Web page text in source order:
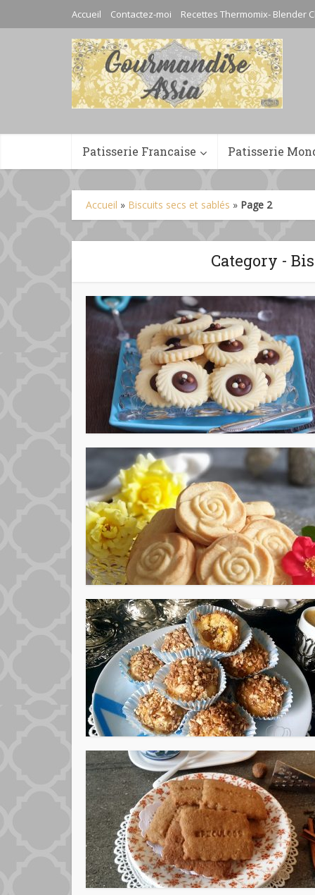
Accueil Contactez-moi Recettes Thermomix- Blender
Patisserie Francaise Patisserie
Accueil » Biscuits secs et sablés » Page 2
Category -